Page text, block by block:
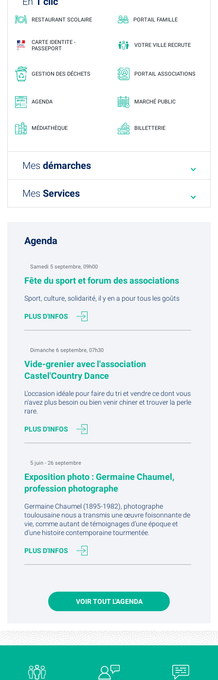
RESTAURANT SCOLAIRE PORTAIL FAMILLE
CARTE IDENTITE -
PASSEPORT
VOTRE VILLE RECRUTE
GESTION DES DÉCHETS PORTAIL ASSOCIATIONS
AGENDA MARCHÉ PUBLIC
MÉDIATHÈQUE BILLETTERIE
Mes démarches
Mes Services
Agenda
Samedi 5 septembre, 09h00
Fête du sport et forum des associations
Sport, culture, solidarité, il y en a pour tous les goûts
PLUS D'INFOS
Dimanche 6 septembre, 07h30
Vide-grenier avec l'association
Castel'Country Dance
L'occasion idéale pour faire du tri et vendre ce dont vous
n'avez plus besoin ou bien venir chiner et trouver la perle
rare.
PLUS D'INFOS
5 juin - 26 septembre
Exposition photo : Germaine Chaumel,
profession photographe
Germaine Chaumel (1895-1982), photographe
toulousaine nous a transmis une œuvre foisonnante de
vie, comme autant de témoignages d’une époque et
d’une histoire contemporaine tourmentée.
PLUS D'INFOS
VOIR TOUT L'AGENDA